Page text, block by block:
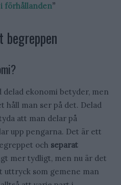
förhållanden”
delad ekonomi betyder, men
håll man ser på det. Delad
att man delar på
upp pengarna. Det är ett
och separat
mer tydligt, men nu är det
uttryck som gemene man